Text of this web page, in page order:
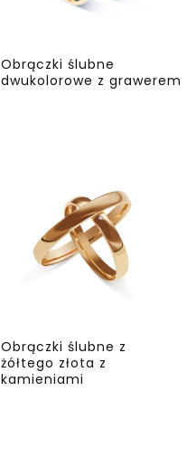
Obrączki ślubne
dwukolorowe z grawerem
Obrączki ślubne z
żółtego złota z
kamieniami